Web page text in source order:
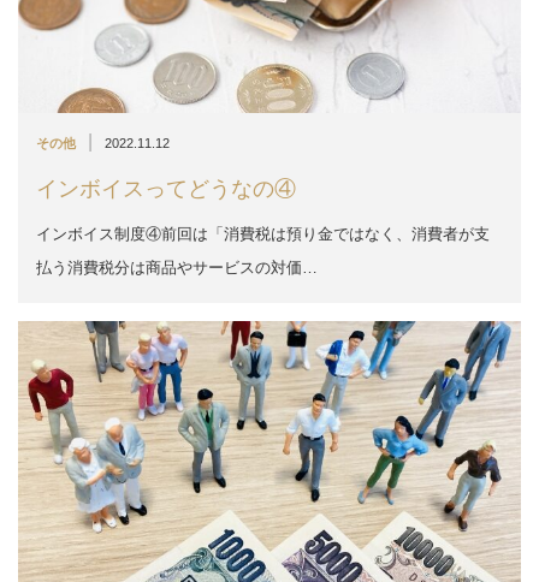
その他 2022.11.12
インボイスってどうなの④
インボイス制度④前回は「消費税は預り金ではなく、消費者が支
払う消費税分は商品やサービスの対価…